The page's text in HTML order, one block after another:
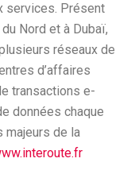
services. Présent
Nord et à Dubaï,
réseaux de
d’affaires
transactions e-
données chaque
majeurs de la